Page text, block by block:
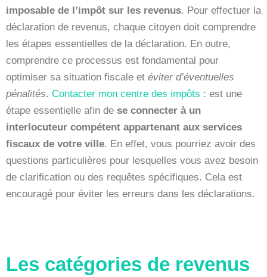
imposable de l’impôt sur les revenus. Pour effectuer la
déclaration de revenus, chaque citoyen doit comprendre
les étapes essentielles de la déclaration. En outre,
comprendre ce processus est fondamental pour
optimiser sa situation fiscale et éviter d’éventuelles
pénalités. Contacter mon centre des impôts : est une
étape essentielle afin de se connecter à un
interlocuteur compétent appartenant aux services
fiscaux de votre ville. En effet, vous pourriez avoir des
questions particulières pour lesquelles vous avez besoin
de clarification ou des requêtes spécifiques. Cela est
encouragé pour éviter les erreurs dans les déclarations.
Les catégories de revenus